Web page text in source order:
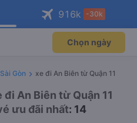
ngay!
viên độc
Mở app
vé máy bay qua
Mở app
916k -30k
Chọn ngày
Gòn xe đi An Biên từ Quận 11
An Biên từ Quận 11
ưu đãi nhất: 14